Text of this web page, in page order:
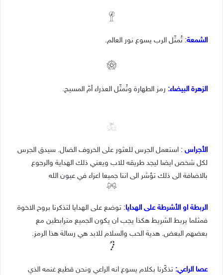
الشمعة: تُمثّل الرب يسوع نور العالم.
الزهرة البيضاء: رمز الطهارة وتُمثّل العذراء أمّ المسيح.
الأجراس : استعمل الجرس للعثور على الخروف الضال. سيدق الجرس
لكل شخص ايضا ليجد طريقه للاب ويعني ذلك الهداية والرجوع
بالاضافة الى ذلك تؤشر الى اننا جميعا اعزاء في عيون الله
الربطة او الأشرطة على الهدايا: توضع على الهدايا لتذكرنا بروح الاخوة
فمثلما يربط الشريط هكذا يجب ان يكون الجميع مترابطين مع
بعضهم البعض. هدية الحب والسلام للابد هي رسالة هذا الرمز.
عصا الراعي: تذكّرنا بكلام يسوع انه الراعي ونحن قطيع غنمه الذي